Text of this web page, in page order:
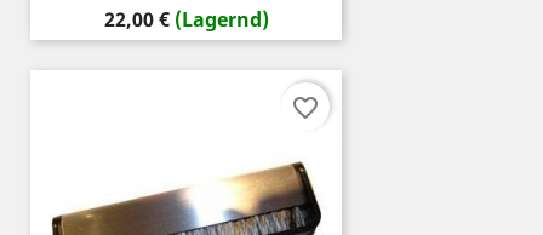
Preis
22,00 € (Lagernd)
favorite_border